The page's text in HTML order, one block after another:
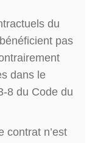
du
pas
dans le
8 du Code du
contrat n’est